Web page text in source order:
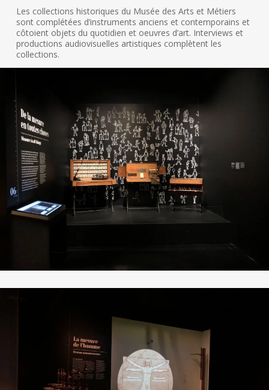
Les collections historiques du Musée des Arts et Métiers
sont complétées d’instruments anciens et contemporains et
côtoient objets du quotidien et oeuvres d’art. Interviews et
productions audiovisuelles artistiques complètent les
collections.